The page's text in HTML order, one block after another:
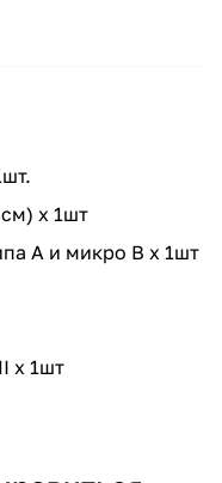
x 1шт
A и микро B x 1шт
x 1шт